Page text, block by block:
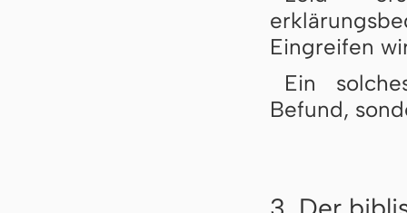
Eingreifen
Ein
Befund,